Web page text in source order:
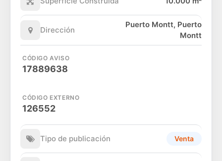
Dirección
Puerto Montt, Puerto
Montt
CÓDIGO AVISO
17889638
CÓDIGO EXTERNO
126552
Tipo de publicación Venta